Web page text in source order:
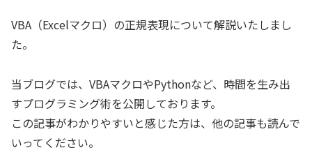
VBA（Excelマクロ）の正規表現について解説いたしまし
た。
当ブログでは、VBAマクロやPythonなど、時間を生み出
すプログラミング術を公開しております。
この記事がわかりやすいと感じた方は、他の記事も読んで
いってください。